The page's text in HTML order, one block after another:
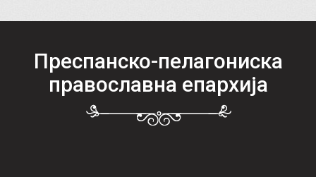
Преспанско-пелагониска
православна епархија